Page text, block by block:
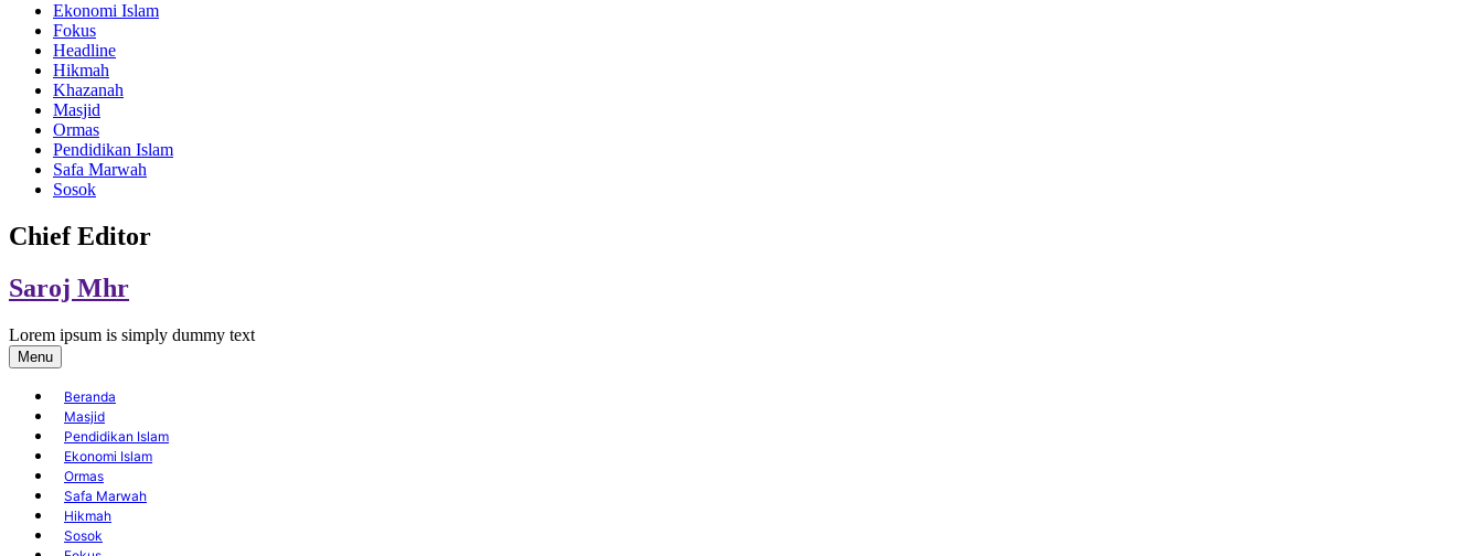
Ekonomi Islam
Fokus
Headline
Hikmah
Khazanah
Masjid
Ormas
Pendidikan Islam
Safa Marwah
Sosok
Chief Editor
Saroj Mhr
Lorem ipsum is simply dummy text
Menu
Beranda
Masjid
Pendidikan Islam
Ekonomi Islam
Ormas
Safa Marwah
Hikmah
Sosok